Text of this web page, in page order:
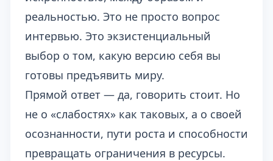
реальностью. Это не просто вопрос
интервью. Это экзистенциальный
выбор о том, какую версию себя вы
готовы предъявить миру.
Прямой ответ — да, говорить стоит. Но
не о «слабостях» как таковых, а о своей
осознанности, пути роста и способности
превращать ограничения в ресурсы.